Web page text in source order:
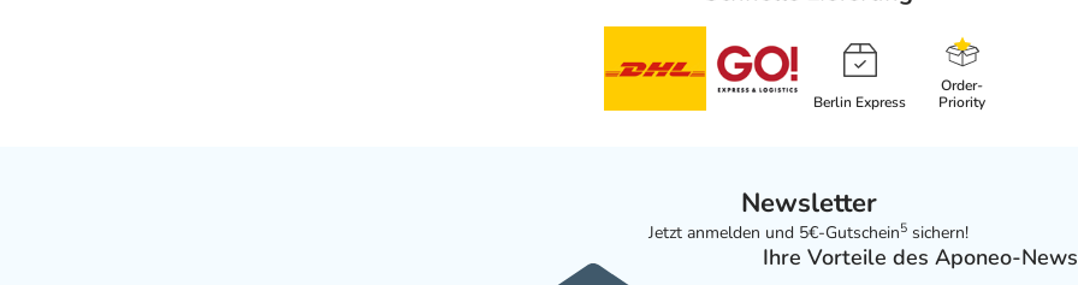
Berlin Express
Order-
Priority
Newsletter
Jetzt anmelden und 5€-Gutschein5 sichern!
Ihre Vorteile des Aponeo-